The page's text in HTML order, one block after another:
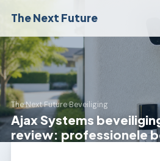
The Next Future
The Next Future›Beveiliging
Ajax Systems
review: professionele